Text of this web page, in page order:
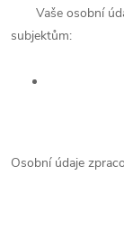
Vaše osobní
subjektům:
Osobní údaje